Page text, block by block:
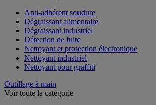
Anti-adhérent soudure
Dégraissant alimentaire
Dégraissant industriel
Détection de fuite
Nettoyant et protection électronique
Nettoyant industriel
Nettoyant pour graffiti
Outillage à main
Voir toute la catégorie